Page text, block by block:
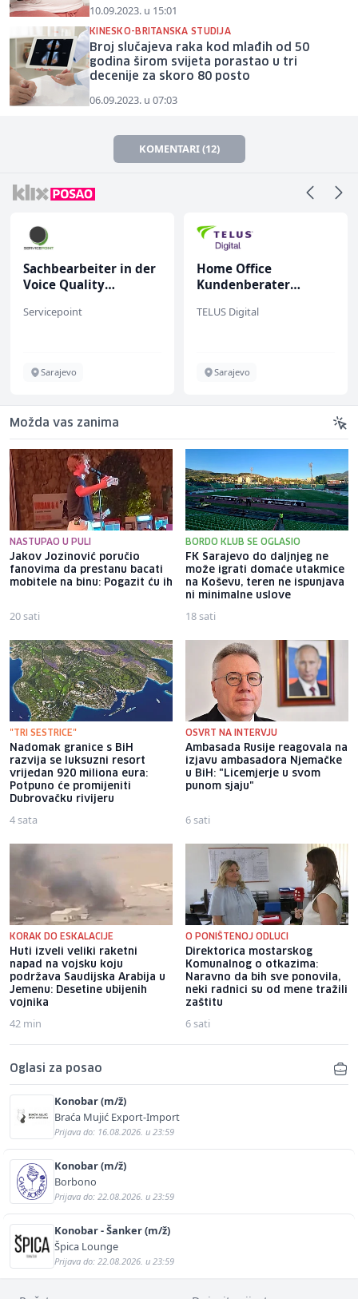
10.09.2023. u 15:01
KINESKO-BRITANSKA STUDIJA
Broj slučajeva raka kod mlađih od 50
godina širom svijeta porastao u tri
decenije za skoro 80 posto
06.09.2023. u 07:03
KOMENTARI (12)
Sachbearbeiter in der
Voice Quality
Servicepoint
Sarajevo
Home Office
Kundenberater
renommiertes
TELUS Digital
Sarajevo
Možda vas zanima
NASTUPAO U PULI
Jakov Jozinović poručio
fanovima da prestanu bacati
mobitele na binu: Pogazit ću ih
20 sati
BORDO KLUB SE OGLASIO
FK Sarajevo do daljnjeg ne
može igrati domaće utakmice
na Koševu, teren ne ispunjava
ni minimalne uslove
18 sati
"TRI SESTRICE"
Nadomak granice s BiH
razvija se luksuzni resort
vrijedan 920 miliona eura:
Potpuno će promijeniti
Dubrovačku rivijeru
4 sata
OSVRT NA INTERVJU
Ambasada Rusije reagovala na
izjavu ambasadora Njemačke
u BiH: "Licemjerje u svom
punom sjaju"
6 sati
KORAK DO ESKALACIJE
Huti izveli veliki raketni
napad na vojsku koju
podržava Saudijska Arabija u
Jemenu: Desetine ubijenih
vojnika
42 min
O PONIŠTENOJ ODLUCI
Direktorica mostarskog
Komunalnog o otkazima:
Naravno da bih sve ponovila,
neki radnici su od mene tražili
zaštitu
6 sati
Oglasi za posao
Konobar (m/ž)
Braća Mujić Export-Import
Prijava do: 16.08.2026. u 23:59
Konobar (m/ž)
Borbono
Prijava do: 22.08.2026. u 23:59
Konobar - Šanker (m/ž)
Špica Lounge
Prijava do: 22.08.2026. u 23:59